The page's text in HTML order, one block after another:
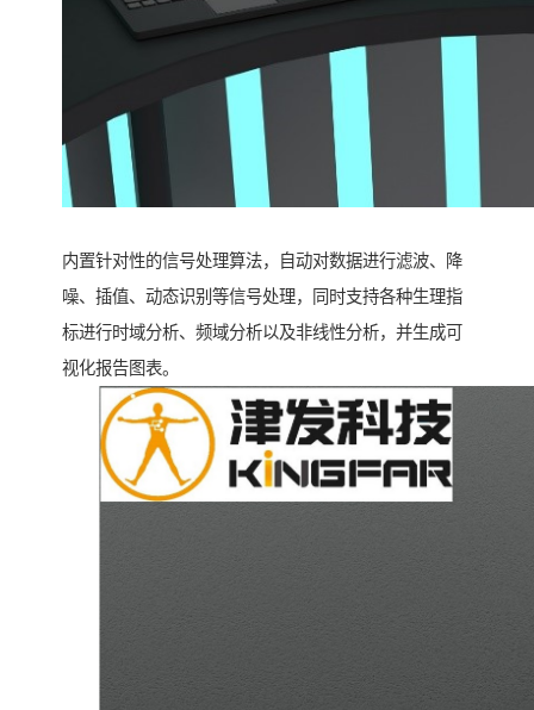
内置针对性的信号处理算法，自动对数据进行滤波、降
噪、插值、动态识别等信号处理，同时支持各种生理指
标进行时域分析、频域分析以及非线性分析，并生成可
视化报告图表。